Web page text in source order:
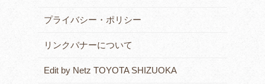
プライバシー・ポリシー
リンクバナーについて
Edit by Netz TOYOTA SHIZUOKA